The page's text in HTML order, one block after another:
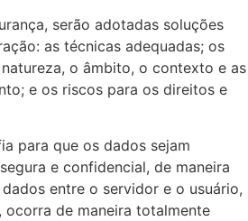
serão adotadas soluções
as técnicas adequadas; os
o âmbito, o contexto e as
e os riscos para os direitos e
para que os dados sejam
e confidencial, de maneira
entre o servidor e o usuário,
ocorra de maneira totalmente